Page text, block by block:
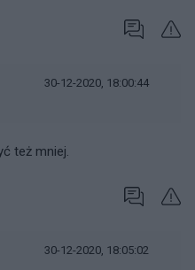
30-12-2020, 18:00:44
też mniej.
30-12-2020, 18:05:02